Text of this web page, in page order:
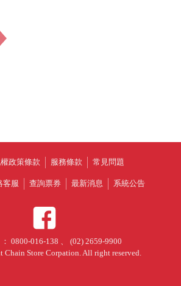
政策條款 服務條款 常見問題
客服 查詢票券 最新消息 系統公告
0800-016-138 、 (02) 2659-9900
Chain Store Corpation. All right reserved.